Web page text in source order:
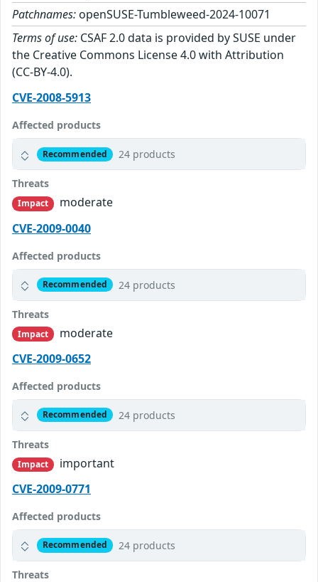
Patchnames: openSUSE-Tumbleweed-2024-10071
Terms of use: CSAF 2.0 data is provided by SUSE under
the Creative Commons License 4.0 with Attribution
(CC-BY-4.0).
CVE-2008-5913
Affected products
Recommended 24 products
Threats
Impact
moderate
CVE-2009-0040
Affected products
Recommended 24 products
Threats
Impact
moderate
CVE-2009-0652
Affected products
Recommended 24 products
Threats
Impact
important
CVE-2009-0771
Affected products
Recommended 24 products
Threats